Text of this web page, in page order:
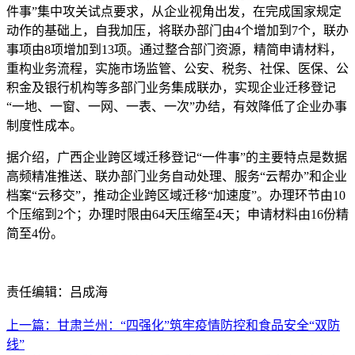
件事”集中攻关试点要求，从企业视角出发，在完成国家规定
动作的基础上，自我加压，将联办部门由4个增加到7个，联办
事项由8项增加到13项。通过整合部门资源，精简申请材料，
重构业务流程，实施市场监管、公安、税务、社保、医保、公
积金及银行机构等多部门业务集成联办，实现企业迁移登记
“一地、一窗、一网、一表、一次”办结，有效降低了企业办事
制度性成本。
据介绍，广西企业跨区域迁移登记“一件事”的主要特点是数据
高频精准推送、联办部门业务自动处理、服务“云帮办”和企业
档案“云移交”，推动企业跨区域迁移“加速度”。办理环节由10
个压缩到2个；办理时限由64天压缩至4天；申请材料由16份精
简至4份。
责任编辑：吕成海
上一篇：甘肃兰州：“四强化”筑牢疫情防控和食品安全“双防
线”